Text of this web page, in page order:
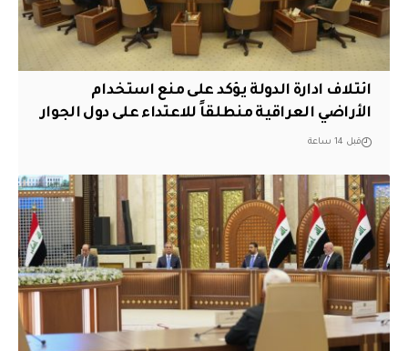
ائتلاف ادارة الدولة يؤكد على منع استخدام
الأراضي العراقية منطلقاً للاعتداء على دول الجوار
قبل 14 ساعة